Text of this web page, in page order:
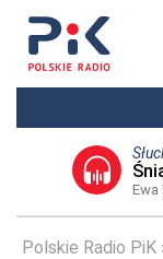
Polskie Radio PiK